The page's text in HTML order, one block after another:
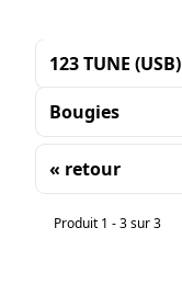
123 TUNE (USB)
Bougies
« retour
TriProduit 1 - 3 sur 3